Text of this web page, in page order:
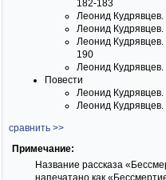
182-183
Леонид Кудрявцев.
Леонид Кудрявцев.
Леонид Кудрявцев.
190
Леонид Кудрявцев.
Повести
Леонид Кудрявцев.
Леонид Кудрявцев.
сравнить >>
Примечание:
Название рассказа
напечатано как